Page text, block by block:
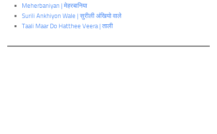
Meherbaniyan | मेहरबानिया
Surili Ankhiyon Wale | सुरीली अंखियो वाले
Taali Maar Do Hatthee Veera | ताली